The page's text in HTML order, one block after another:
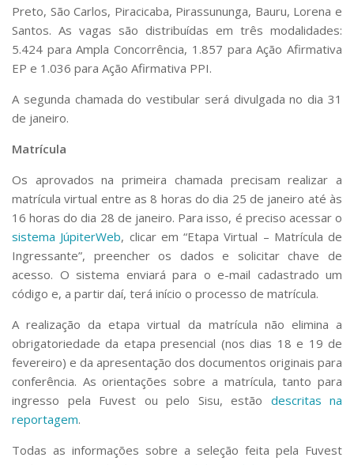
Apoio ao Estudante
Segurança, Trânsito e Prevenção
RH, Administrativo e Financeiro
Outros serviços
Comunicação
Assessorias e Mídias
Aplicativos e Sites
Agenda de Eventos
Preto, São Carlos, Piracicaba, Pirassununga, Bauru, Lorena e
Santos. As vagas são distribuídas em três modalidades:
5.424 para Ampla Concorrência, 1.857 para Ação Afirmativa
EP e 1.036 para Ação Afirmativa PPI.
A segunda chamada do vestibular será divulgada no dia 31
de janeiro.
Matrícula
Os aprovados na primeira chamada precisam realizar a
matrícula virtual entre as 8 horas do dia 25 de janeiro até às
16 horas do dia 28 de janeiro. Para isso, é preciso acessar o
sistema JúpiterWeb, clicar em “Etapa Virtual – Matrícula de
Ingressante”, preencher os dados e solicitar chave de
acesso. O sistema enviará para o e-mail cadastrado um
código e, a partir daí, terá início o processo de matrícula.
A realização da etapa virtual da matrícula não elimina a
obrigatoriedade da etapa presencial (nos dias 18 e 19 de
fevereiro) e da apresentação dos documentos originais para
conferência. As orientações sobre a matrícula, tanto para
ingresso pela Fuvest ou pelo Sisu, estão descritas na
reportagem.
Todas as informações sobre a seleção feita pela Fuvest